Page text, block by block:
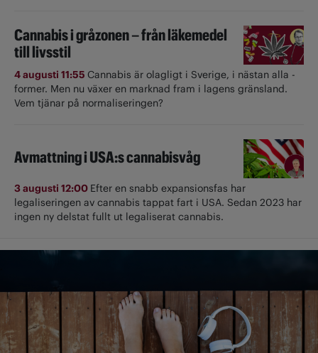
Cannabis i gråzonen – från läkemedel
till livsstil
4 augusti 11:55 Cannabis är olagligt i ­Sverige, i nästan alla ­
former. Men nu växer en marknad fram i lagens gränsland.
Vem tjänar på normaliseringen?
Avmattning i USA:s cannabisvåg
3 augusti 12:00 Efter en snabb expansionsfas har
legaliseringen av cannabis tappat fart i USA. Sedan 2023 har
ingen ny delstat fullt ut ­legaliserat cannabis.